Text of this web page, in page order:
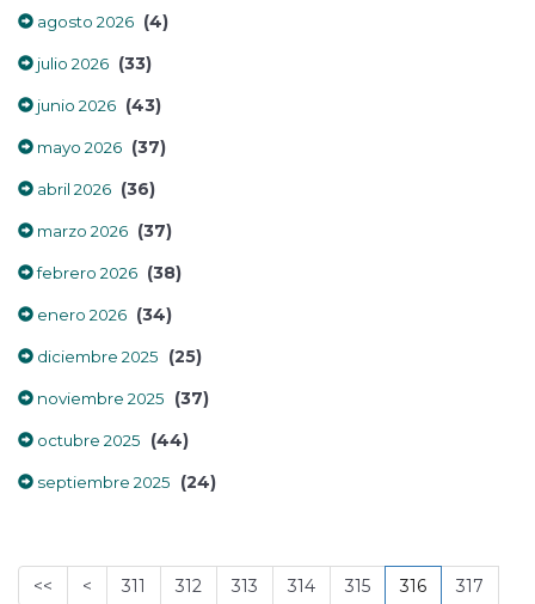
agosto 2026 (4)
julio 2026 (33)
junio 2026 (43)
mayo 2026 (37)
abril 2026 (36)
marzo 2026 (37)
febrero 2026 (38)
enero 2026 (34)
diciembre 2025 (25)
noviembre 2025 (37)
octubre 2025 (44)
septiembre 2025 (24)
<< < 311 312 313 314 315 316
317